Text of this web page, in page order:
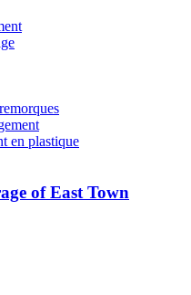
en plastique
of East Town